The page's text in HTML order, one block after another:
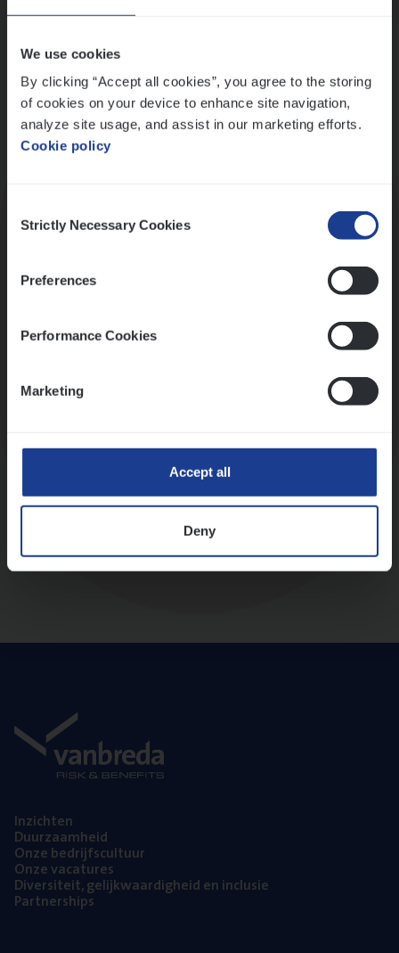
We use cookies
By clicking “Accept all cookies”, you agree to the storing
of cookies on your device to enhance site navigation,
analyze site usage, and assist in our marketing efforts.
Cookie policy
Selection
Strictly Necessary Cookies
Preferences
Performance Cookies
Marketing
Accept all
Deny
Inzich­ten
Duur­zaam­heid
Onze bedrijfs­cul­tuur
Onze vaca­tu­res
Diver­si­teit, gelijk­waar­dig­heid en inclusie
Part­ner­ships